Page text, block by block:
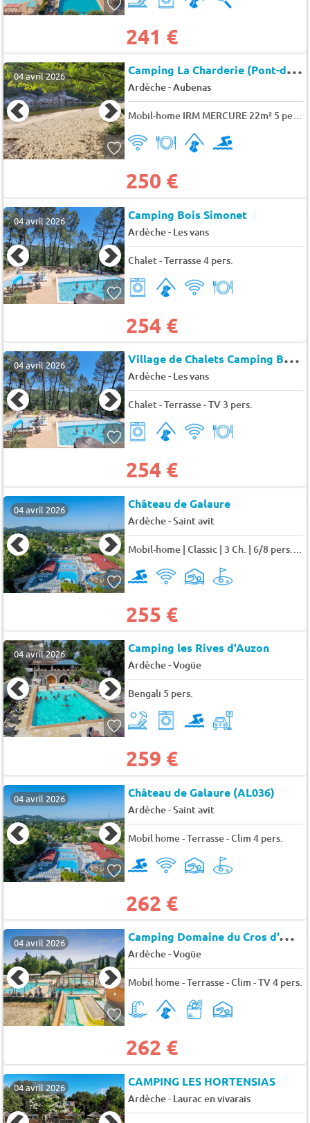
241 €
04 avril 2026 C
amping La Charderie (Pont-de-Labeaume à 8 km)
Ardèche-Aubenas
Mobil-home IRM MERCURE 22m² 5 pers.
250 €
04 avril 2026 Camping Bois Simonet
Ardèche- Les vans
Chalet - Terrasse 4 pers.
254 €
04 avril 2026 V
illage de Chalets Camping Bois Simonet
Ardèche- Les vans
Chalet - Terrasse - TV 3 pers.
254 €
04 avril 2026 Château de Galaure
Ardèche-Saint avit
255 €
04 avril 2026 Camping les Rives d'Auzon
Ardèche-Vogüe
Bengali 5 pers.
259 €
04 avril 2026 Château de Galaure (AL036)
Ardèche-Saint avit
Mobil home - Terrasse - Clim 4 pers.
262 €
04 avril 2026 C
amping Domaine du Cros d'Auzon
Ardèche-Vogüe
Mobil home - Terrasse - Clim - TV 4 pers.
262 €
04 avril 2026 CAMPING LES HORTENSIAS
Ardèche- Laurac en vivarais